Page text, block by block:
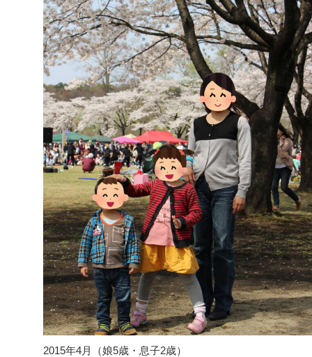
2015年4月（娘5歳・息子2歳）